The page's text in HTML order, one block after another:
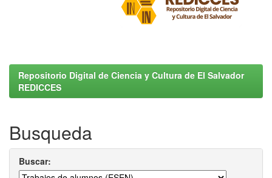
Repositorio Digital de Ciencia y Cultura de El Salvador
REDICCES
Busqueda
Buscar: